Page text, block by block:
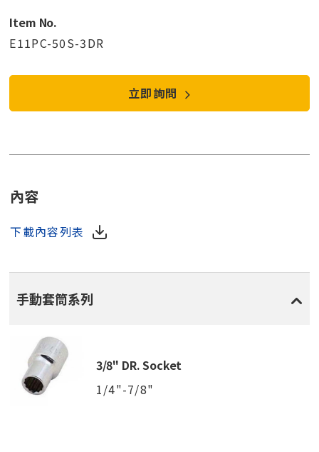
Item No.
E11PC-50S-3DR
立即詢問
內容
下載內容列表
手動套筒系列
3/8" DR. Socket
1/4"-7/8"